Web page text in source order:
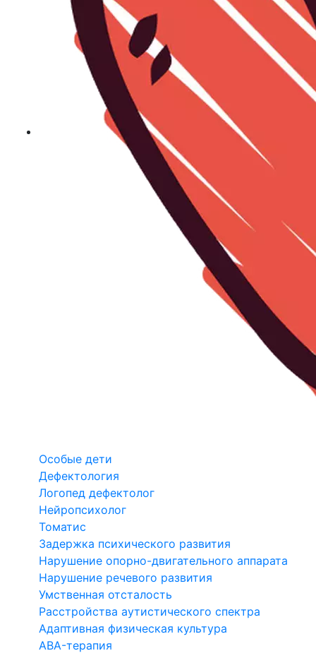
Особые дети
Дефектология
Логопед дефектолог
Нейропсихолог
Томатис
Задержка психического развития
Нарушение опорно-двигательного аппарата
Нарушение речевого развития
Умственная отсталость
Расстройства аутистического спектра
Адаптивная физическая культура
ABA-терапия